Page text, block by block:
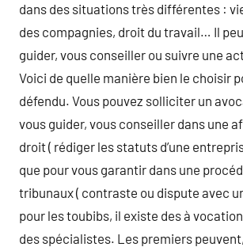
dans des situations très différentes :
des compagnies, droit du travail… Il
guider, vous conseiller ou suivre une
Voici de quelle manière bien le choisir
défendu. Vous pouvez solliciter un
vous guider, vous conseiller dans une
droit ( rédiger les statuts d’une
que pour vous garantir dans une
tribunaux ( contraste ou dispute avec
pour les toubibs, il existe des à
des spécialistes. Les premiers